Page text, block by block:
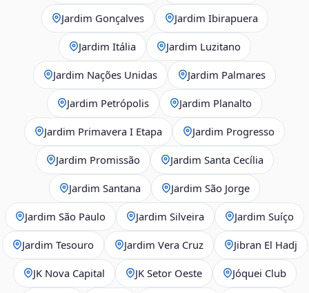
Jardim Gonçalves Jardim Ibirapuera
Jardim Itália Jardim Luzitano
Jardim Nações Unidas Jardim Palmares
Jardim Petrópolis Jardim Planalto
Jardim Primavera I Etapa Jardim Progresso
Jardim Promissão Jardim Santa Cecília
Jardim Santana Jardim São Jorge
Jardim São Paulo Jardim Silveira Jardim Suíço
Jardim Tesouro Jardim Vera Cruz Jibran El Hadj
JK Nova Capital JK Setor Oeste Jóquei Club